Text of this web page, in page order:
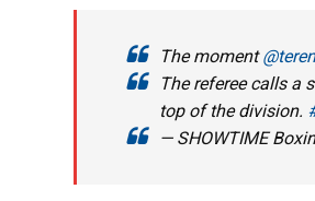
The moment
The referee calls a
top of the division.
— SHOWTIME